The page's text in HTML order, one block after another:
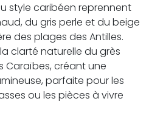
style caribéen reprennent
du gris perle et du beige
des plages des Antilles.
clarté naturelle du grès
Caraïbes, créant une
parfaite pour les
ou les pièces à vivre